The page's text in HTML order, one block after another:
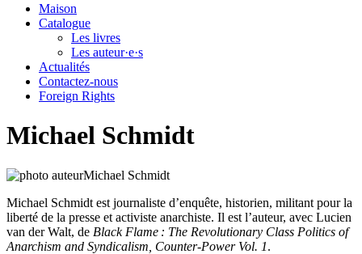
Maison
Catalogue
Les livres
Les auteur·e·s
Actualités
Contactez-nous
Foreign Rights
Michael Schmidt
Michael Schmidt est journaliste d’enquête, historien, militant pour la
liberté de la presse et activiste anarchiste. Il est l’auteur, avec Lucien
van der Walt, de Black Flame : The Revolutionary Class Politics of
Anarchism and Syndicalism, Counter-Power Vol. 1.